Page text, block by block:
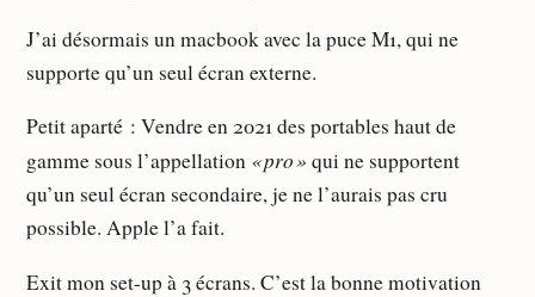
J’ai désormais un macbook avec la puce M1, qui ne
supporte qu’un seul écran externe.
Petit aparté : Vendre en 2021 des portables haut de
gamme sous l’appellation « pro » qui ne supportent
qu’un seul écran secondaire, je ne l’aurais pas cru
possible. Apple l’a fait.
Exit mon set-up à 3 écrans. C’est la bonne motivation